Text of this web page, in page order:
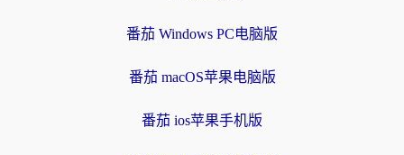
番茄 Windows PC电脑版
番茄 macOS苹果电脑版
番茄 ios苹果手机版